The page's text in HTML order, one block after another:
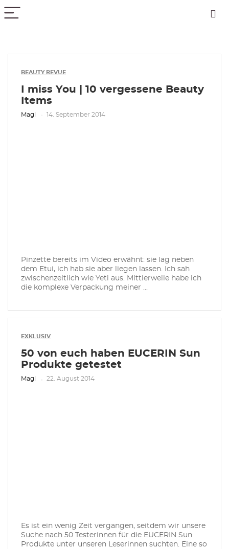
BEAUTY REVUE
I miss You | 10 vergessene Beauty
Items
Magi 14. September 2014
Pinzette bereits im Video erwähnt: sie lag neben
dem Etui, ich hab sie aber liegen lassen. Ich sah
zwischenzeitlich wie Yeti aus. Mittlerweile habe ich
die komplexe Verpackung meiner ...
EXKLUSIV
50 von euch haben EUCERIN Sun
Produkte getestet
Magi 22. August 2014
Es ist ein wenig Zeit vergangen, seitdem wir unsere
Suche nach 50 Testerinnen für die EUCERIN Sun
Produkte unter unseren Leserinnen suchten. Eine so